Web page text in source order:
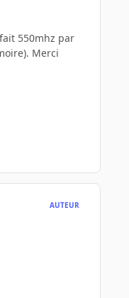
550mhz par
Merci
AUTEUR